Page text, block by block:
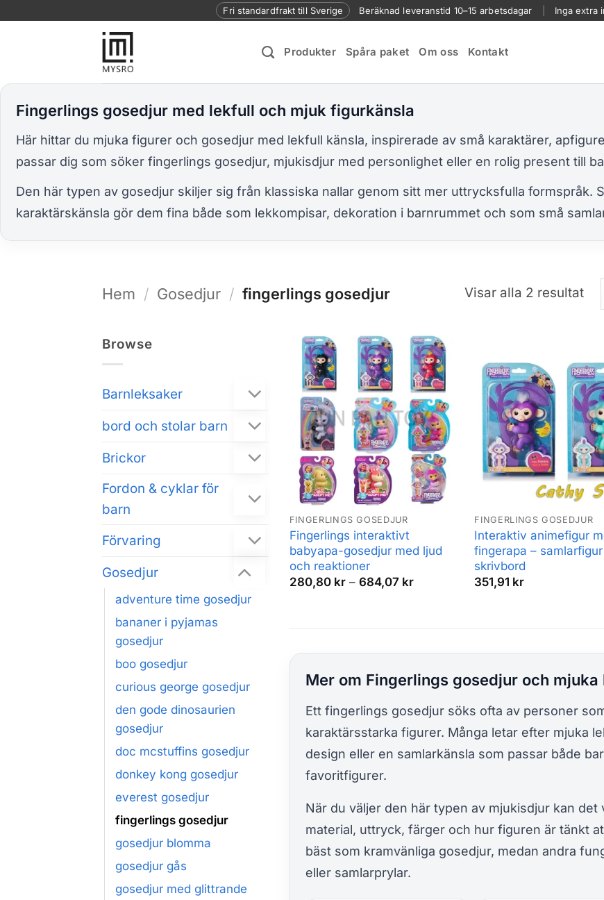
Fri standardfrakt till Sverige Beräknad leveranstid 10–15 arbetsdagar Inga extra
Produkter Spåra paket Om oss Kontakt
Fingerlings gosedjur med lekfull och mjuk figurkänsla
Här hittar du mjuka figurer och gosedjur med lekfull känsla, inspirerade av små karaktärer,
passar dig som söker fingerlings gosedjur, mjukisdjur med personlighet eller en rolig present till
Den här typen av gosedjur skiljer sig från klassiska nallar genom sitt mer uttrycksfulla formspråk.
karaktärskänsla gör dem fina både som lekkompisar, dekoration i barnrummet och som små
Hem / Gosedjur / fingerlings gosedjur Visar alla 2 resultat
Browse
Barnleksaker
bord och stolar barn
Brickor
Fordon & cyklar för
barn
Förvaring
Gosedjur
adventure time gosedjur
bananer i pyjamas
gosedjur
boo gosedjur
curious george gosedjur
den gode dinosaurien
gosedjur
doc mcstuffins gosedjur
donkey kong gosedjur
everest gosedjur
fingerlings gosedjur
gosedjur blomma
gosedjur gås
gosedjur med glittrande
FINGERLINGS GOSEDJUR
Fingerlings interaktivt
babyapa-gosedjur med ljud
och reaktioner
280,80 kr – 684,07 krPrisintervall:
FINGERLINGS GOSEDJUR
Interaktiv animefigur
fingerapa –
skrivbord
351,91 kr
Mer om Fingerlings gosedjur och
Ett fingerlings gosedjur söks ofta av personer
karaktärsstarka figurer. Många letar efter mjuka
design eller en samlarkänsla som passar både
favoritfigurer.
När du väljer den här typen av mjukisdjur kan det
material, uttryck, färger och hur figuren är tänkt
bäst som kramvänliga gosedjur, medan andra
eller samlarprylar.